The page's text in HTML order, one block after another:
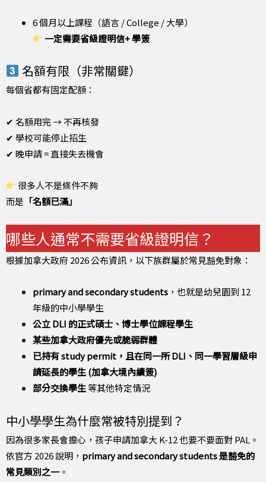
6 個月以上課程（語言 / College / 大學）
一定需要省級證明信+ 學簽
名額有限（非常關鍵）
每個省都有固定配額：
✔ 名額用完 → 不再核發
✔ 學校可能停止招生
✔ 晚申請 = 直接失去機會
很多人不是條件不夠
而是 「名額已滿」
哪些人通常不需要省級證明信？
根據加拿大政府 2026 公布資訊，以下族群屬於常見豁免對象：
primary and secondary students ，也就是幼兒園到 12
年級的中小學學生
公立 DLI 的正式碩士、博士學位課程學生
某些加拿大政府優先或脆弱群體
已持有 study permit，且在同一所 DLI、同一學習層級申
請延長的學生 (加拿大境內續簽)
部分交換學生等其他特定情況
中小學學生為什麼常被特別提到？
因為很多家長會擔心，孩子申請加拿大 K-12 也要不要面對 PAL。
依官方 2026 說明， primary and secondary students 是豁免的
常見類別之一。